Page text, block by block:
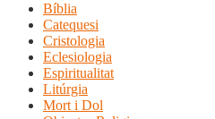
Bíblia
Catequesi
Cristologia
Eclesiologia
Espiritualitat
Litúrgia
Mort i Dol